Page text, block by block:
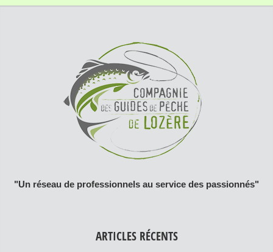
"Un réseau de professionnels au service des passionnés"
ARTICLES RÉCENTS